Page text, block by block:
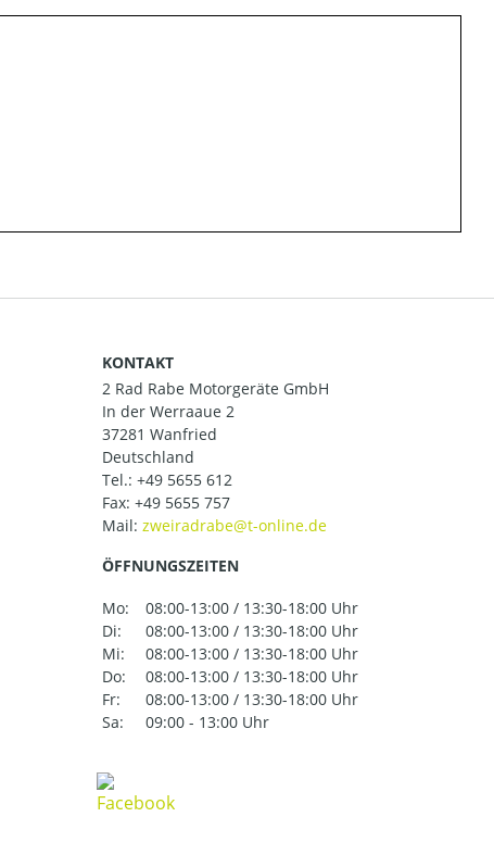
KONTAKT
2 Rad Rabe Motorgeräte GmbH
In der Werraaue 2
37281 Wanfried
Deutschland
Tel.: +49 5655 612
Fax: +49 5655 757
Mail:
ÖFFNUNGSZEITEN
Mo:
08:00-13:00 / 13:30-18:00 Uhr
Di:
08:00-13:00 / 13:30-18:00 Uhr
Mi:
08:00-13:00 / 13:30-18:00 Uhr
Do:
08:00-13:00 / 13:30-18:00 Uhr
Fr:
08:00-13:00 / 13:30-18:00 Uhr
Sa:
09:00 - 13:00 Uhr